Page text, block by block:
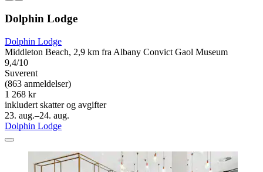
Dolphin Lodge
Dolphin Lodge
Middleton Beach, 2,9 km fra Albany Convict Gaol Museum
9,4/10
Suverent
(863 anmeldelser)
1 268 kr
inkludert skatter og avgifter
23. aug.–24. aug.
Dolphin Lodge